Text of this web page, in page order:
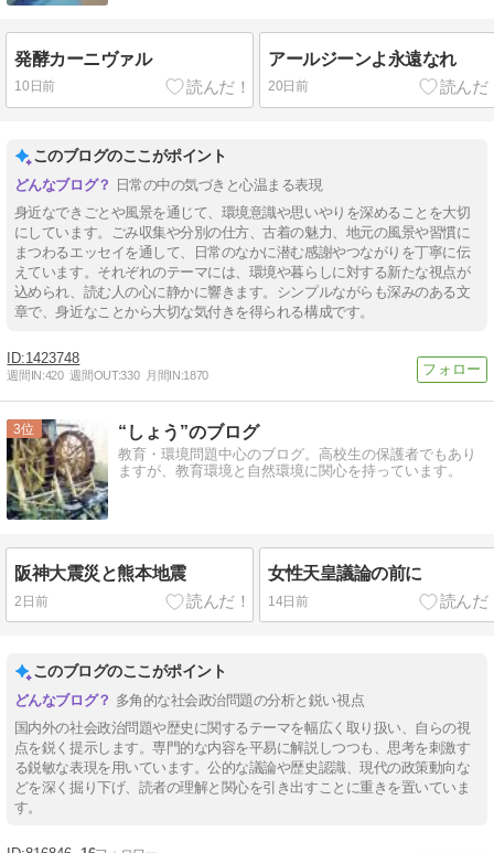
発酵カーニヴァル
10日前
アールジーンよ永遠なれ
20日前
このブログのここがポイント
日常の中の気づきと心温まる表現
身近なできごとや風景を通じて、環境意識や思いやりを深めることを大切
にしています。ごみ収集や分別の仕方、古着の魅力、地元の風景や習慣に
まつわるエッセイを通して、日常のなかに潜む感謝やつながりを丁寧に伝
えています。それぞれのテーマには、環境や暮らしに対する新たな視点が
込められ、読む人の心に静かに響きます。シンプルながらも深みのある文
章で、身近なことから大切な気付きを得られる構成です。
1423748
週間IN:420 週間OUT:330 月間IN:1870
3 “しょう”のブログ
教育・環境問題中心のブログ。高校生の保護者でもあり
ますが、教育環境と自然環境に関心を持っています。
阪神大震災と熊本地震
2日前
女性天皇議論の前に
14日前
このブログのここがポイント
多角的な社会政治問題の分析と鋭い視点
国内外の社会政治問題や歴史に関するテーマを幅広く取り扱い、自らの視
点を鋭く提示します。専門的な内容を平易に解説しつつも、思考を刺激す
る鋭敏な表現を用いています。公的な議論や歴史認識、現代の政策動向な
どを深く掘り下げ、読者の理解と関心を引き出すことに重きを置いていま
す。